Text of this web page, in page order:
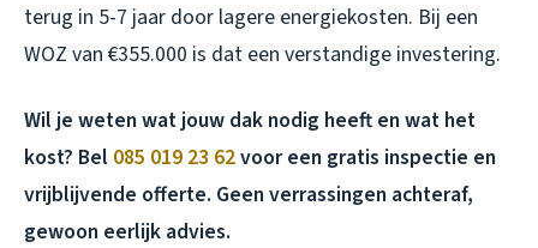
terug in 5-7 jaar door lagere energiekosten. Bij een
WOZ van €355.000 is dat een verstandige investering.
Wil je weten wat jouw dak nodig heeft en wat het
kost? Bel 085 019 23 62voor een gratis inspectie en
vrijblijvende offerte. Geen verrassingen achteraf,
gewoon eerlijk advies.